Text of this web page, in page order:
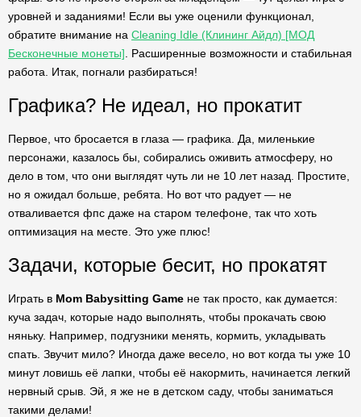
уровней и заданиями! Если вы уже оценили функционал,
обратите внимание на Cleaning Idle (Клининг Айдл) [МОД
Бесконечные монеты] . Расширенные возможности и стабильная
работа. Итак, погнали разбираться!
Графика? Не идеал, но прокатит
Первое, что бросается в глаза — графика. Да, миленькие
персонажи, казалось бы, собирались оживить атмосферу, но
дело в том, что они выглядят чуть ли не 10 лет назад. Простите,
но я ожидал больше, ребята. Но вот что радует — не
отваливается фпс даже на старом телефоне, так что хоть
оптимизация на месте. Это уже плюс!
Задачи, которые бесит, но прокатят
Играть в Mom Babysitting Game не так просто, как думается:
куча задач, которые надо выполнять, чтобы прокачать свою
няньку. Например, подгузники менять, кормить, укладывать
спать. Звучит мило? Иногда даже весело, но вот когда ты уже 10
минут ловишь её лапки, чтобы её накормить, начинается легкий
нервный срыв. Эй, я же не в детском саду, чтобы заниматься
такими делами!